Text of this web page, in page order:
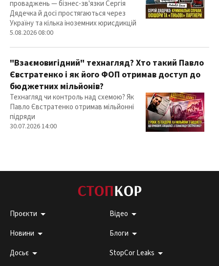
проваджень — бізнес-зв'язки Сергія
Дядечка й досі простягаються через
Україну та кілька іноземних юрисдикцій
5.08.2026 08:00
"Взаємовигідний" технагляд? Хто такий Павло
Євстратенко і як його ФОП отримав доступ до
бюджетних мільйонів?
Технагляд чи контроль над схемою? Як
Павло Євстратенко отримав мільйонні
підряди
30.07.2026 14:00
Проєкти
Відео
Новини
Блоги
Досьє
StopCor Leaks